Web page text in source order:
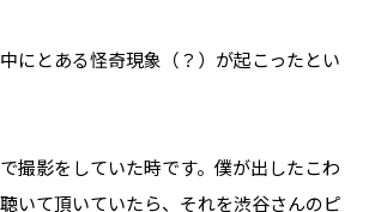
にとある怪奇現象（？）が起こったとい
撮影をしていた時です。僕が出したこわ
いて頂いていたら、それを渋谷さんのピ